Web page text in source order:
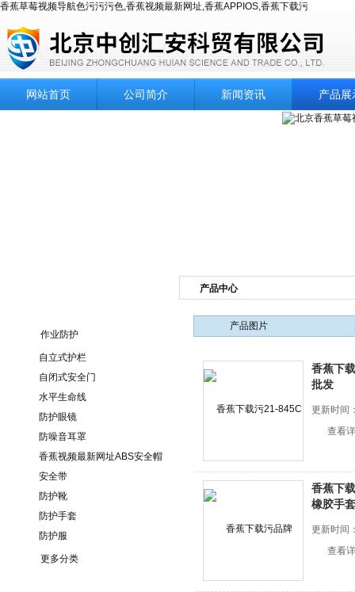
香蕉草莓视频导航色污污污色,香蕉视频最新网址,香蕉APPIOS,香蕉下载污
网站首页 公司简介 新闻资讯 产品展
作业防护
自立式护栏
自闭式安全门
水平生命线
防护眼镜
防噪音耳罩
香蕉视频最新网址ABS安全帽
安全带
防护靴
防护手套
防护服
更多分类
产品中心
产品图片
香蕉下
批发
更新时间
查看
香蕉下
橡胶手套
更新时间
查看